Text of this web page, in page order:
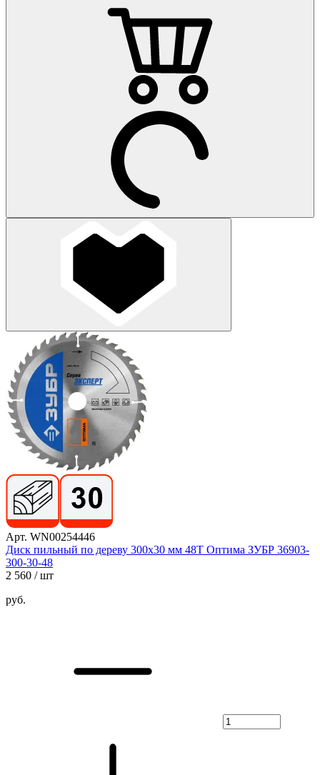
Арт. WN00254446
Диск пильный по дереву 300x30 мм 48T Оптима ЗУБР 36903-
300-30-48
2 560 / шт
руб.